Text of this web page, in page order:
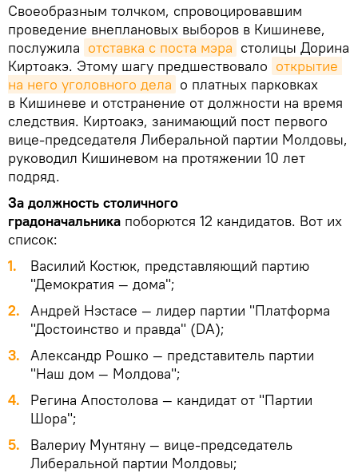
Своеобразным толчком, спровоцировавшим
проведение внеплановых выборов в Кишиневе,
послужила отставка с поста мэра столицы Дорина
Киртоакэ. Этому шагу предшествовало открытие
на него уголовного дела о платных парковках
в Кишиневе и отстранение от должности на время
следствия. Киртоакэ, занимающий пост первого
вице-председателя Либеральной партии Молдовы,
руководил Кишиневом на протяжении 10 лет
подряд.
За должность столичного
градоначальника поборются 12 кандидатов. Вот их
список:
Василий Костюк, представляющий партию
"Демократия — дома";
Андрей Нэстасе — лидер партии "Платформа
"Достоинство и правда" (DA);
Александр Рошко — представитель партии
"Наш дом — Молдова";
Регина Апостолова — кандидат от "Партии
Шора";
Валериу Мунтяну — вице-председатель
Либеральной партии Молдовы;